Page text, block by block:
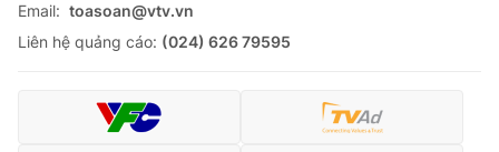
Email: toasoan@vtv.vn
Liên hệ quảng cáo: (024) 626 79595